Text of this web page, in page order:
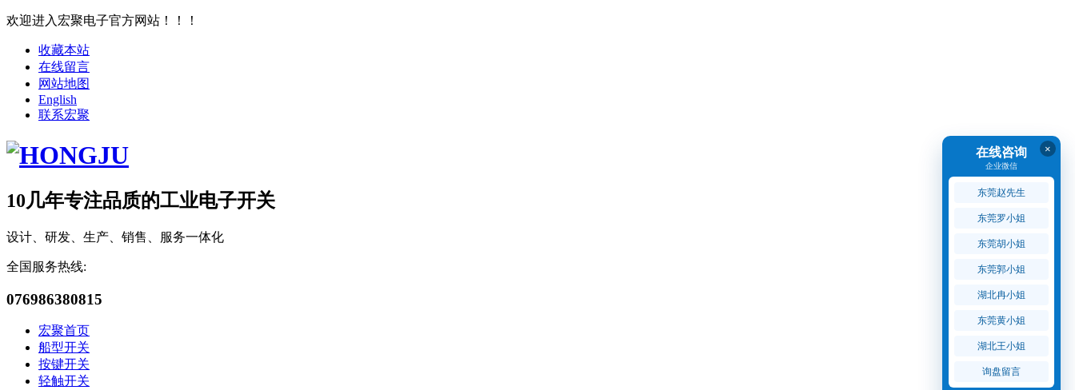
欢迎进入宏聚电子官方网站！！！
收藏本站
在线留言
网站地图
English
联系宏聚
10几年专注品质的工业电子开关
设计、研发、生产、销售、服务一体化
全国服务热线:
076986380815
宏聚首页
船型开关
按键开关
轻触开关
×
在线咨询
企业微信
东莞赵先生
东莞罗小姐
东莞胡小姐
东莞郭小姐
湖北冉小姐
东莞黄小姐
湖北王小姐
询盘留言